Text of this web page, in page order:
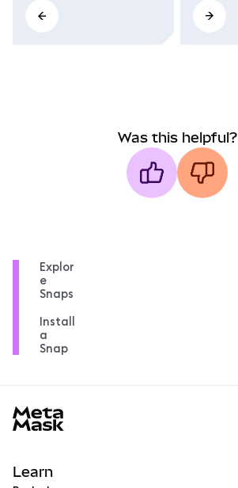
Was this helpful?
Explor
e
Snaps
Install
a
Snap
Learn